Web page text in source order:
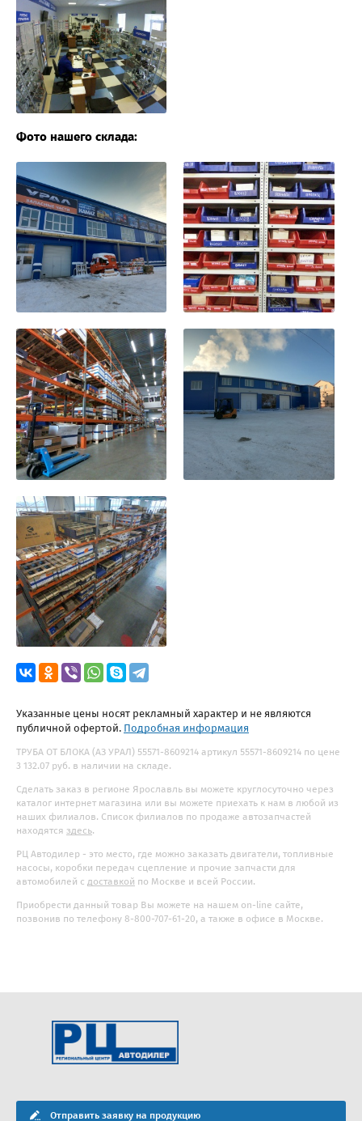
Фото нашего склада:
Указанные цены носят рекламный характер и не являются
публичной офертой. Подробная информация
ТРУБА ОТ БЛОКА (АЗ УРАЛ) 55571-8609214 артикул 55571-8609214 по цене
3 132.07 руб. в наличии на складе.
Сделать заказ в регионе Ярославль вы можете круглосуточно через
каталог интернет магазина или вы можете приехать к нам в любой из
наших филиалов. Список филиалов по продаже автозапчастей
находятся здесь.
РЦ Автодилер - это место, где можно заказать двигатели, топливные
насосы, коробки передач сцепление и прочие запчасти для
автомобилей с доставкой по Москве и всей России.
Приобрести данный товар Вы можете на нашем on-line сайте,
позвонив по телефону 8-800-707-61-20, а также в офисе в Москве.
Отправить заявку на продукцию